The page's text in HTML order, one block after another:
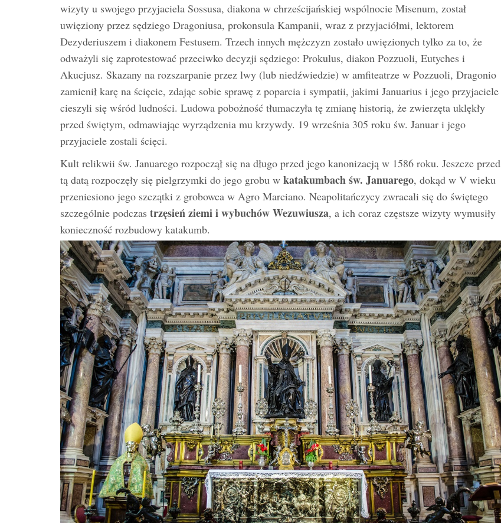
wizyty u swojego przyjaciela Sossusa, diakona w chrześcijańskiej wspólnocie Misenum, został
uwięziony przez sędziego Dragoniusa, prokonsula Kampanii, wraz z przyjaciółmi, lektorem
Dezyderiuszem i diakonem Festusem. Trzech innych mężczyzn zostało uwięzionych tylko za to, że
odważyli się zaprotestować przeciwko decyzji sędziego: Prokulus, diakon Pozzuoli, Eutyches i
Akucjusz. Skazany na rozszarpanie przez lwy (lub niedźwiedzie) w amfiteatrze w Pozzuoli, Dragonio
zamienił karę na ścięcie, zdając sobie sprawę z poparcia i sympatii, jakimi Januarius i jego przyjaciele
cieszyli się wśród ludności. Ludowa pobożność tłumaczyła tę zmianę historią, że zwierzęta uklękły
przed świętym, odmawiając wyrządzenia mu krzywdy. 19 września 305 roku św. Januar i jego
przyjaciele zostali ścięci.
Kult relikwii św. Januarego rozpoczął się na długo przed jego kanonizacją w 1586 roku. Jeszcze przed
tą datą rozpoczęły się pielgrzymki do jego grobu w katakumbach św. Januarego, dokąd w V wieku
przeniesiono jego szczątki z grobowca w Agro Marciano. Neapolitańczycy zwracali się do świętego
szczególnie podczas trzęsień ziemi i wybuchów Wezuwiusza, a ich coraz częstsze wizyty wymusiły
konieczność rozbudowy katakumb.